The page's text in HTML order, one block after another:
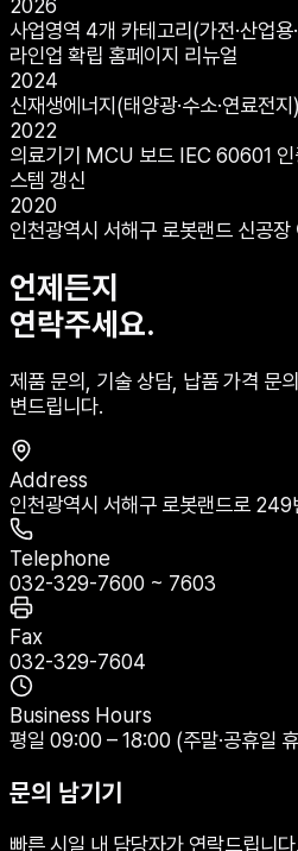
2026
사업영역 4개 카테고리(가전·산업
라인업 확립 홈페이지 리뉴얼
2024
신재생에너지(태양광·수소·연료전
2022
의료기기 MCU 보드 IEC 60601 인
스템 갱신
2020
인천광역시 서해구 로봇랜드 신공장
언제든지
연락주세요.
제품 문의, 기술 상담, 납품 가격 문
변드립니다.
Address
인천광역시 서해구 로봇랜드로
Telephone
032-329-7600 ~ 7603
Fax
032-329-7604
Business Hours
평일 09:00 – 18:00 (주말·공휴일
문의 남기기
빠른 시일 내 담당자가 연락드립니다.